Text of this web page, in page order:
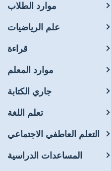
موارد الطلاب
علم الرياضيات
قراءة
موارد المعلم
جاري الكتابة
تعلم اللغة
التعلم العاطفي الاجتماعي
المساعدات الدراسية